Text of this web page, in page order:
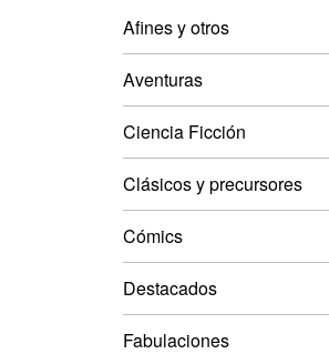
Afines y otros
Aventuras
Ciencia Ficción
Clásicos y precursores
Cómics
Destacados
Fabulaciones